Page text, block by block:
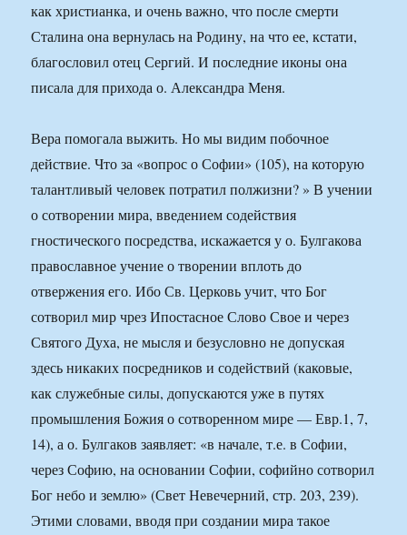
как христианка, и очень важно, что после смерти
Сталина она вернулась на Родину, на что ее, кстати,
благословил отец Сергий. И последние иконы она
писала для прихода о. Александра Меня.
Вера помогала выжить. Но мы видим побочное
действие. Что за «вопрос о Софии» (105), на которую
талантливый человек потратил полжизни? » В учении
о сотворении мира, введением содействия
гностического посредства, искажается у о. Булгакова
православное учение о творении вплоть до
отвержения его. Ибо Св. Церковь учит, что Бог
сотворил мир чрез Ипостасное Слово Свое и через
Святого Духа, не мысля и безусловно не допуская
здесь никаких посредников и содействий (каковые,
как служебные силы, допускаются уже в путях
промышления Божия о сотворенном мире — Евр.1, 7,
14), а о. Булгаков заявляет: «в начале, т.е. в Софии,
через Софию, на основании Софии, софийно сотворил
Бог небо и землю» (Свет Невечерний, стр. 203, 239).
Этими словами, вводя при создании мира такое